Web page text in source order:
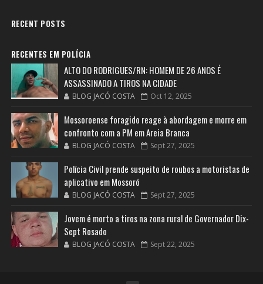
RECENT POSTS
RECENTES EM POLÍCIA
ALTO DO RODRIGUES/RN: HOMEM DE 26 ANOS É
ASSASSINADO A TIROS NA CIDADE
BLOG JACÓ COSTA Oct 12, 2025
Mossoroense foragido reage à abordagem e morre em
confronto com a PM em Areia Branca
BLOG JACÓ COSTA Sept 27, 2025
Polícia Civil prende suspeito de roubos a motoristas de
aplicativo em Mossoró
BLOG JACÓ COSTA Sept 27, 2025
Jovem é morto a tiros na zona rural de Governador Dix-
Sept Rosado
BLOG JACÓ COSTA Sept 22, 2025